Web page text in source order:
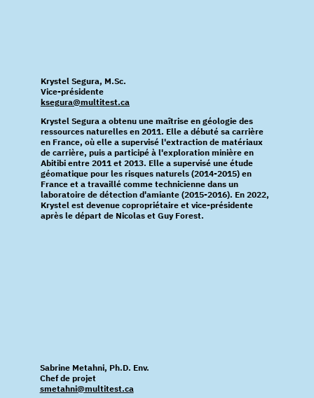
Krystel Segura, M.Sc.
Vice-présidente
ksegura@multitest.ca
Krystel Segura a obtenu une maîtrise en géologie des
ressources naturelles en 2011. Elle a débuté sa carrière
en France, où elle a supervisé l'extraction de matériaux
de carrière, puis a participé à l'exploration minière en
Abitibi entre 2011 et 2013. Elle a supervisé une étude
géomatique pour les risques naturels (2014-2015) en
France et a travaillé comme technicienne dans un
laboratoire de détection d'amiante (2015-2016). En 2022,
Krystel est devenue copropriétaire et vice-présidente
après le départ de Nicolas et Guy Forest.
Sabrine Metahni, Ph.D. Env.
Chef de projet
smetahni@multitest.ca